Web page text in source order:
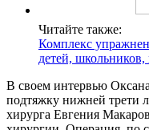
Читайте также:
Комплекс
детей,
В своем интервью
подтяжку нижней трети
хирурга Евгения